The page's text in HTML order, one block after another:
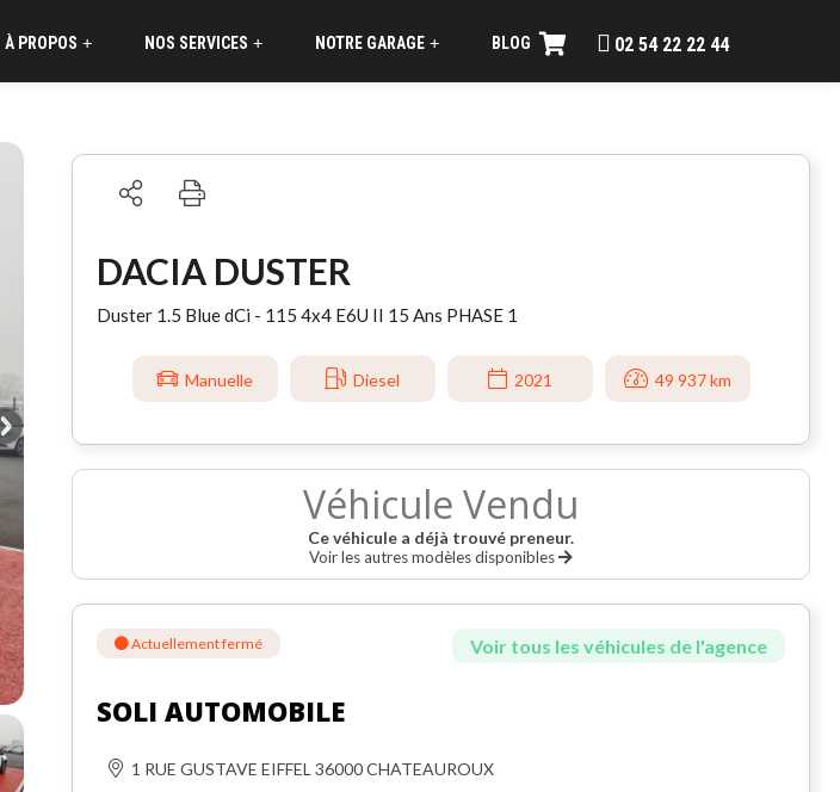
+
À PROPOS +
NOS SERVICES +
NOTRE GARAGE BLOG 02 54 22 22 44
DACIA DUSTER
Duster 1.5 Blue dCi - 115 4x4 E6U II 15 Ans PHASE 1
Manuelle Diesel 2021 49 937 km
Véhicule Vendu
Ce véhicule a déjà trouvé preneur.
Voir les autres modèles disponibles
Actuellement fermé Voir tous les véhicules de l'agence
SOLI AUTOMOBILE
1 RUE GUSTAVE EIFFEL 36000 CHATEAUROUX